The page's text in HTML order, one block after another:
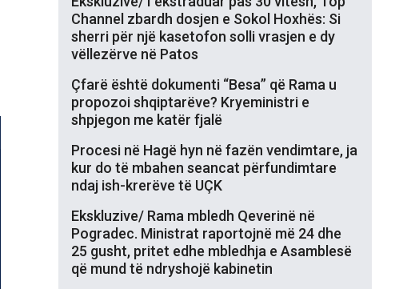
Channel zbardh dosjen e Sokol Hoxhës: Si
sherri për një kasetofon solli vrasjen e dy
vëllezërve në Patos
Çfarë është dokumenti “Besa” që Rama u
propozoi shqiptarëve? Kryeministri e
shpjegon me katër fjalë
Procesi në Hagë hyn në fazën vendimtare, ja
kur do të mbahen seancat përfundimtare
ndaj ish-krerëve të UÇK
Ekskluzive/ Rama mbledh Qeverinë në
Pogradec. Ministrat raportojnë më 24 dhe
25 gusht, pritet edhe mbledhja e Asamblesë
që mund të ndryshojë kabinetin